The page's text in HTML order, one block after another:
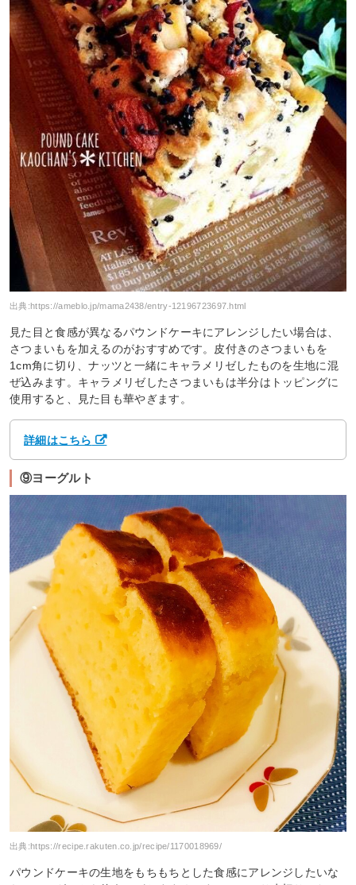
出典:https://ameblo.jp/mama2438/entry-12196723697.html
見た目と食感が異なるパウンドケーキにアレンジしたい場合は、
さつまいもを加えるのがおすすめです。皮付きのさつまいもを
1cm角に切り、ナッツと一緒にキャラメリゼしたものを生地に混
ぜ込みます。キャラメリゼしたさつまいもは半分はトッピングに
使用すると、見た目も華やぎます。
詳細はこちら
⑨ヨーグルト
出典: https://recipe.rakuten.co.jp/recipe/1170018969/
パウンドケーキの生地をもちもちとした食感にアレンジしたいな